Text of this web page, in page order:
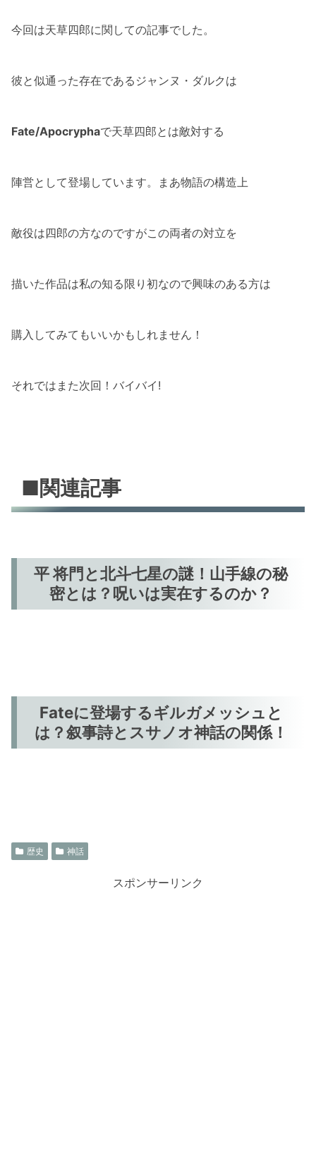
今回は天草四郎に関しての記事でした。
彼と似通った存在であるジャンヌ・ダルクは
Fate/Apocryphaで天草四郎とは敵対する
陣営として登場しています。まあ物語の構造上
敵役は四郎の方なのですがこの両者の対立を
描いた作品は私の知る限り初なので興味のある方は
購入してみてもいいかもしれません！
それではまた次回！バイバイ!
■関連記事
平 将門と北斗七星の謎！山手線の秘
密とは？呪いは実在するのか？
Fateに登場するギルガメッシュと
は？叙事詩とスサノオ神話の関係！
歴史 神話
スポンサーリンク